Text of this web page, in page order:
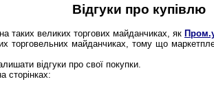
Відгуки про купівлю
таких великих торгових майданчиках, як
торговельних майданчиках, тому що
відгуки про свої покупки.
сторінках: